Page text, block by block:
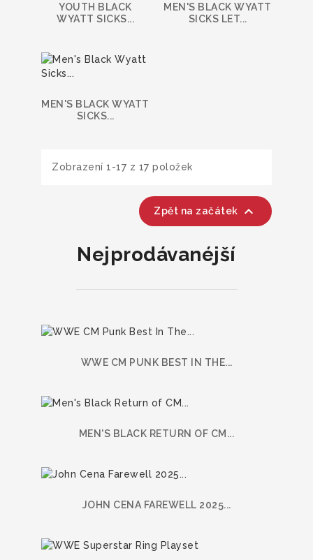
YOUTH BLACK
WYATT SICKS...
MEN'S BLACK WYATT
SICKS LET...
MEN'S BLACK WYATT
SICKS...
Zobrazení 1-17 z 17 položek
Zpět na začátek 
Nejprodávanéjší
WWE CM PUNK BEST IN THE...
MEN'S BLACK RETURN OF CM...
JOHN CENA FAREWELL 2025...